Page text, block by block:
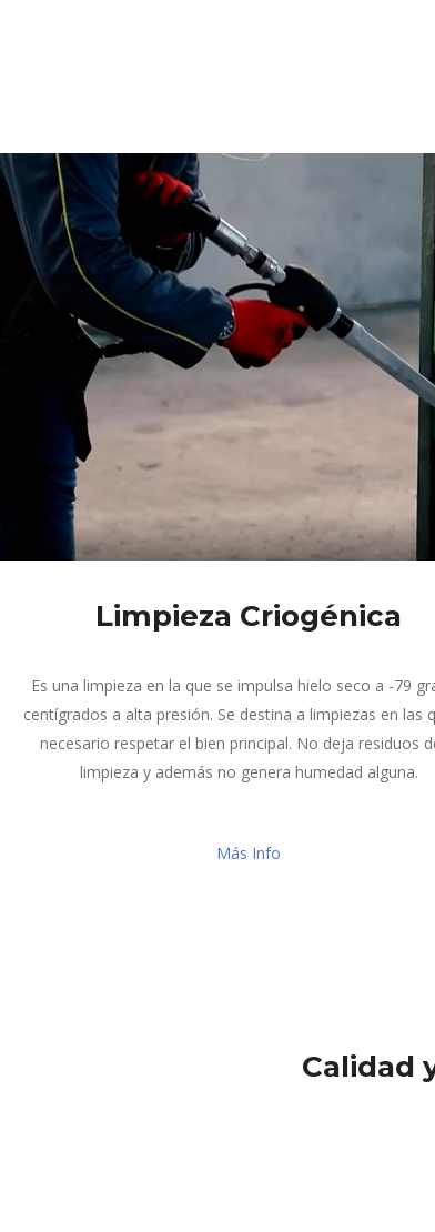
Limpieza Criogénica
Es una limpieza en la que se impulsa hielo seco a -79
centígrados a alta presión. Se destina a limpiezas en las
necesario respetar el bien principal. No deja residuos
limpieza y además no genera humedad alguna.
Más Info
Calidad